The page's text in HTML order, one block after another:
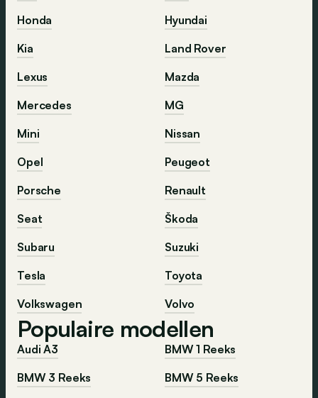
Honda
Hyundai
Kia
Land Rover
Lexus
Mazda
Mercedes
MG
Mini
Nissan
Opel
Peugeot
Porsche
Renault
Seat
Škoda
Subaru
Suzuki
Tesla
Toyota
Volkswagen
Volvo
Populaire modellen
Audi A3
BMW 1 Reeks
BMW 3 Reeks
BMW 5 Reeks